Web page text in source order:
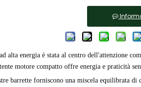
alta energia è stata al centro dell'attenzione
motore compatto offre energia e praticità
barrette forniscono una miscela equilibrata